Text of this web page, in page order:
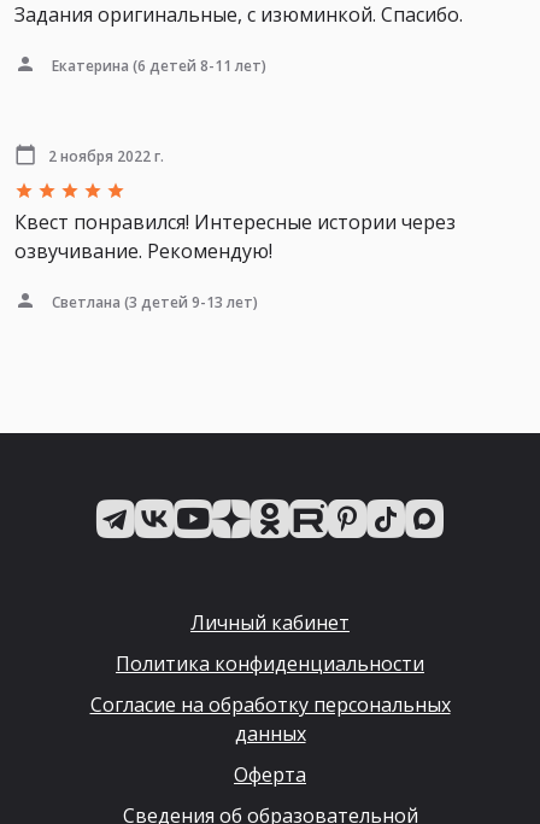
Задания оригинальные, с изюминкой. Спасибо.
Екатерина (6 детей 8-11 лет)
2 ноября 2022 г.
Квест понравился! Интересные истории через
озвучивание. Рекомендую!
Светлана (3 детей 9-13 лет)
Личный кабинет
Политика конфиденциальности
Согласие на обработку персональных
данных
Оферта
Сведения об образовательной